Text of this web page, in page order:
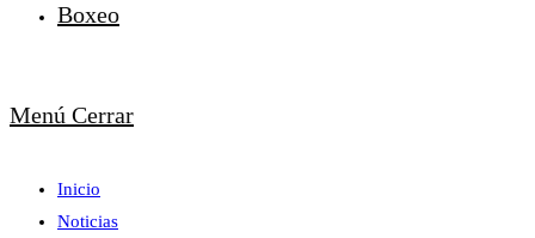
Boxeo
Menú Cerrar
Inicio
Noticias